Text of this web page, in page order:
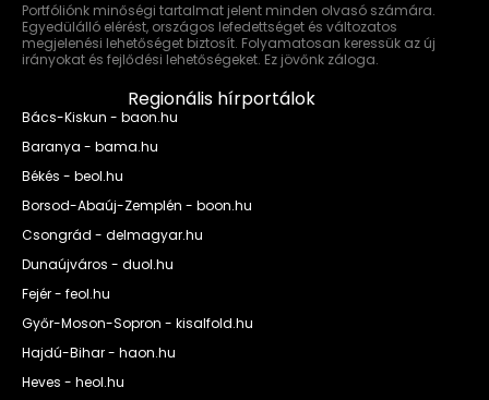
Portfóliónk minőségi tartalmat jelent minden olvasó számára.
Egyedülálló elérést, országos lefedettséget és változatos
megjelenési lehetőséget biztosít. Folyamatosan keressük az új
irányokat és fejlődési lehetőségeket. Ez jövőnk záloga.
Regionális hírportálok
Bács-Kiskun - baon.hu
Baranya - bama.hu
Békés - beol.hu
Borsod-Abaúj-Zemplén - boon.hu
Csongrád - delmagyar.hu
Dunaújváros - duol.hu
Fejér - feol.hu
Győr-Moson-Sopron - kisalfold.hu
Hajdú-Bihar - haon.hu
Heves - heol.hu